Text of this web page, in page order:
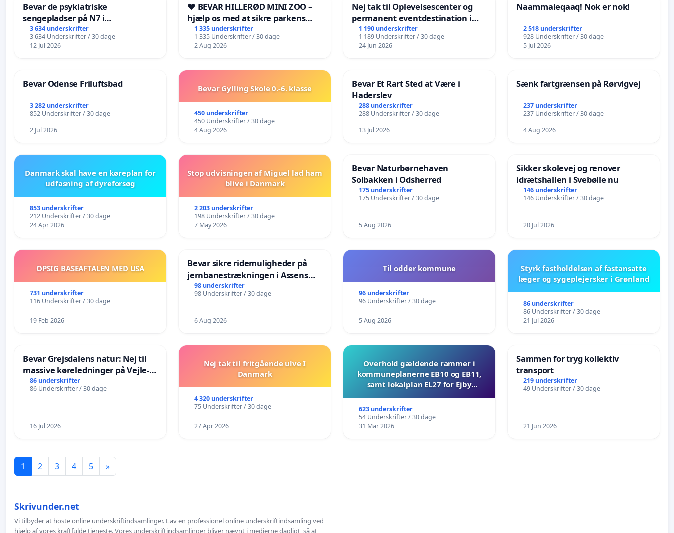
Bevar de psykiatriske
sengepladser på N7 i
Frederikshavn
3 634 underskrifter
3 634 Underskrifter / 30 dage
12 Jul 2026
❤️ BEVAR HILLERØD MINI ZOO –
hjælp os med at sikre parkens
fremtid ❤️
1 335 underskrifter
1 335 Underskrifter / 30 dage
2 Aug 2026
Nej tak til Oplevelsescenter og
permanent eventdestination i
Vejby - Ja tak til et levende
lokalområde i balance
1 190 underskrifter
1 189 Underskrifter / 30 dage
24 Jun 2026
Naammaleqaaq! Nok er nok!
2 518 underskrifter
928 Underskrifter / 30 dage
5 Jul 2026
Bevar Odense Friluftsbad
3 282 underskrifter
852 Underskrifter / 30 dage
2 Jul 2026
Bevar Gylling Skole 0.-6. klasse
450 underskrifter
450 Underskrifter / 30 dage
4 Aug 2026
Bevar Et Rart Sted at Være i
Haderslev
288 underskrifter
288 Underskrifter / 30 dage
13 Jul 2026
Sænk fartgrænsen på Rørvigvej
237 underskrifter
237 Underskrifter / 30 dage
4 Aug 2026
Danmark skal have en køreplan for
udfasning af dyreforsøg
853 underskrifter
212 Underskrifter / 30 dage
24 Apr 2026
Stop udvisningen af Miguel lad ham
blive i Danmark
2 203 underskrifter
198 Underskrifter / 30 dage
7 May 2026
Bevar Naturbørnehaven
Solbakken i Odsherred
175 underskrifter
175 Underskrifter / 30 dage
5 Aug 2026
Sikker skolevej og renover
idrætshallen i Svebølle nu
146 underskrifter
146 Underskrifter / 30 dage
20 Jul 2026
OPSIG BASEAFTALEN MED USA
731 underskrifter
116 Underskrifter / 30 dage
19 Feb 2026
Bevar sikre ridemuligheder på
jernbanestrækningen i Assens
Kommune
98 underskrifter
98 Underskrifter / 30 dage
6 Aug 2026
Til odder kommune
96 underskrifter
96 Underskrifter / 30 dage
5 Aug 2026
Styrk fastholdelsen af fastansatte
læger og sygeplejersker i Grønland
86 underskrifter
86 Underskrifter / 30 dage
21 Jul 2026
Bevar Grejsdalens natur: Nej til
massive køreledninger på Vejle-
Struer-banen
86 underskrifter
86 Underskrifter / 30 dage
16 Jul 2026
Nej tak til fritgående ulve I
Danmark
4 320 underskrifter
75 Underskrifter / 30 dage
27 Apr 2026
Overhold gældende rammer i
kommuneplanerne EB10 og EB11,
samt lokalplan EL27 for Ejby
623 underskrifter
54 Underskrifter / 30 dage
31 Mar 2026
Sammen for tryg kollektiv
transport
219 underskrifter
49 Underskrifter / 30 dage
21 Jun 2026
1 2 3 4 5 »
Skrivunder.net
Vi tilbyder at hoste online underskriftindsamlinger. Lav en professionel online underskriftindsamling ved
hjælp af vores kraftfulde tjeneste. Vores underskriftindsamlinger bliver nævnt i medierne dagligt, så at